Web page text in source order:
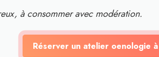
à consommer avec modération.
Réserver un atelier oenologie